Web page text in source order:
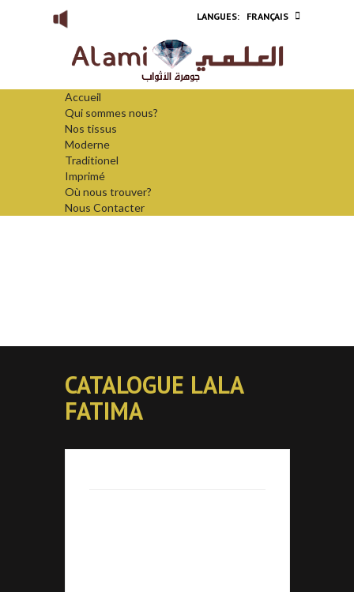
FRANÇAIS
Accueil
Qui sommes nous?
Nos tissus
Moderne
Traditionel
Imprimé
Où nous trouver?
Nous Contacter
CATALOGUE LALA
FATIMA